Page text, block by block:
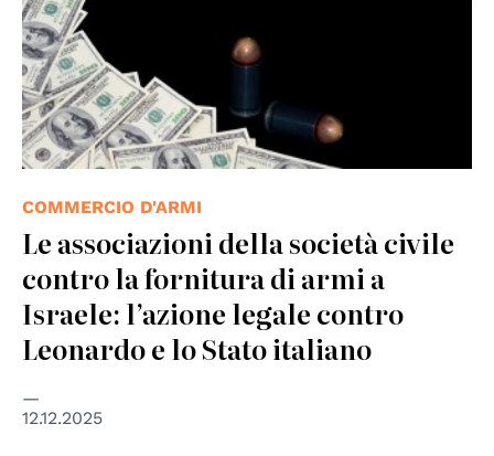
COMMERCIO D'ARMI
Le associazioni della società civile
contro la fornitura di armi a
Israele: l’azione legale contro
Leonardo e lo Stato italiano
12.12.2025